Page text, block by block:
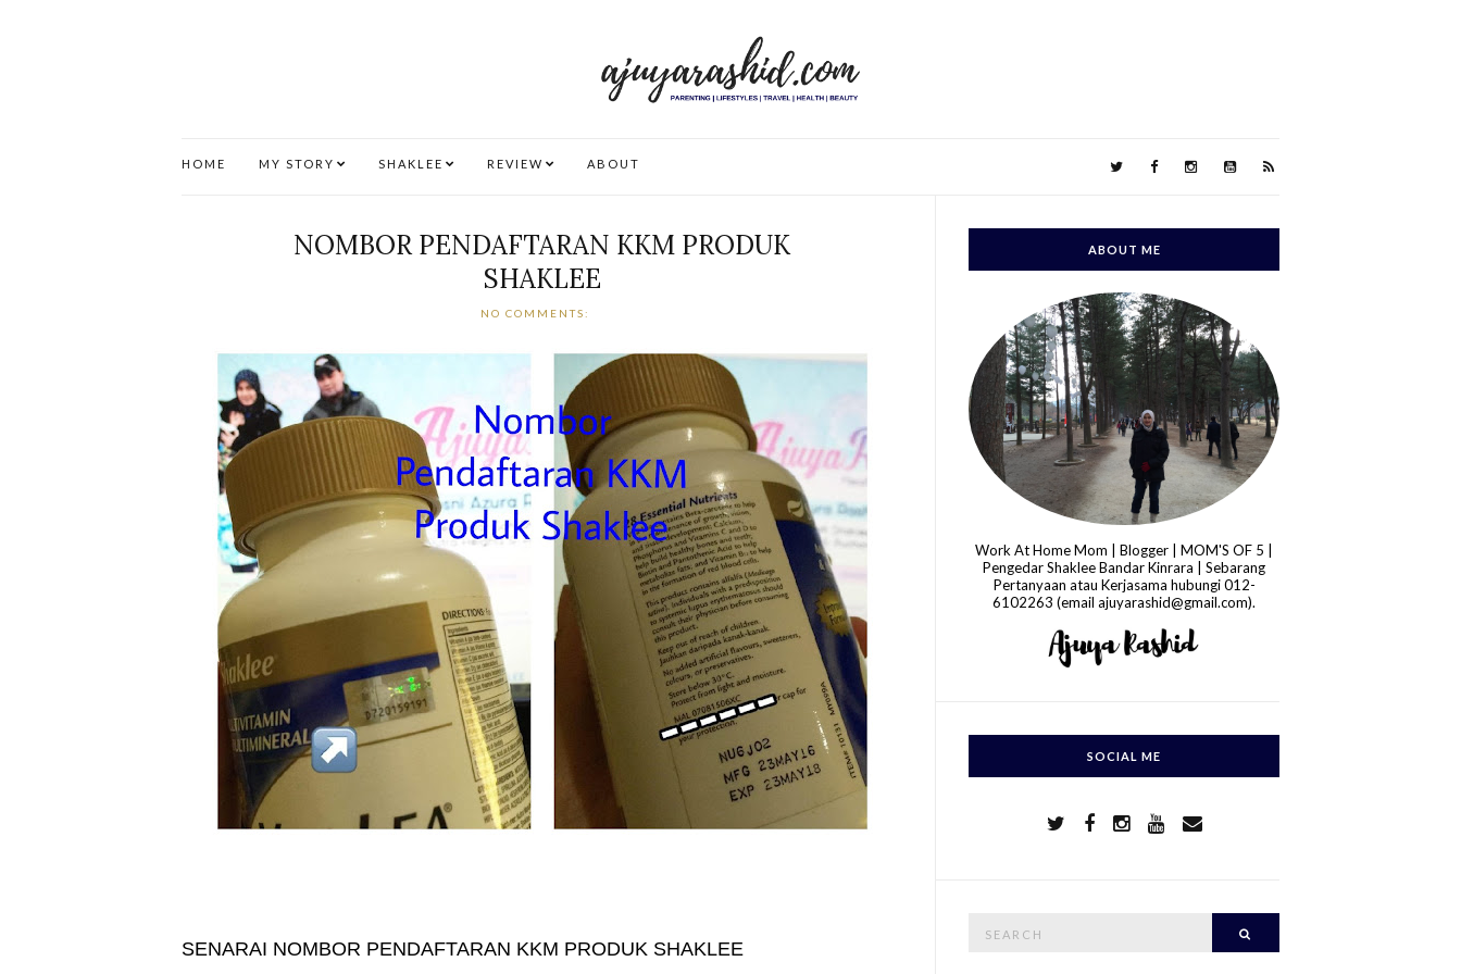
HOME MY STORY SHAKLEE REVIEW ABOUT
NOMBOR PENDAFTARAN KKM PRODUK
SHAKLEE
NO COMMENTS:
SENARAI NOMBOR PENDAFTARAN KKM PRODUK SHAKLEE
ABOUT ME
Work At Home Mom | Blogger | MOM'S OF 5 |
Pengedar Shaklee Bandar Kinrara | Sebarang
Pertanyaan atau Kerjasama hubungi 012-
6102263 (email ajuyarashid@gmail.com).
SOCIAL ME